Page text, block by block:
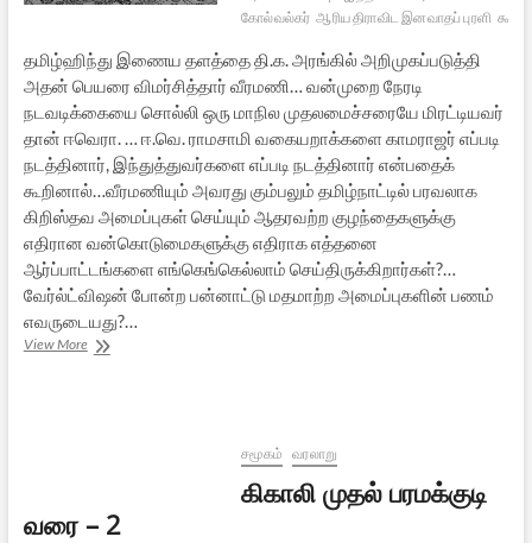
கோல்வல்கர் ஆரிய திராவிட இனவாதப் புரளி
தமிழ்ஹிந்து இணைய தளத்தை தி.க. அரங்கில் அறிமுகப்படுத்தி
அதன் பெயரை விமர்சித்தார் வீரமணி… வன்முறை நேரடி
நடவடிக்கையை சொல்லி ஒரு மாநில முதலமைச்சரையே மிரட்டியவர்
தான் ஈவெரா. … ஈ.வெ. ராமசாமி வகையறாக்களை காமராஜர் எப்படி
நடத்தினார், இந்துத்துவர்களை எப்படி நடத்தினார் என்பதைக்
கூறினால்…வீரமணியும் அவரது கும்பலும் தமிழ்நாட்டில் பரவலாக
கிறிஸ்தவ அமைப்புகள் செய்யும் ஆதரவற்ற குழந்தைகளுக்கு
எதிரான வன்கொடுமைகளுக்கு எதிராக எத்தனை
ஆர்ப்பாட்டங்களை எங்கெங்கெல்லாம் செய்திருக்கிறார்கள்?…
வேர்ல்ட்விஷன் போன்ற பன்னாட்டு மதமாற்ற அமைப்புகளின் பணம்
எவருடையது?…
View Moreஉடையும்
சமூகம்
வரலாறு
கிகாலி முதல் பரமக்குடி
வரை – 2